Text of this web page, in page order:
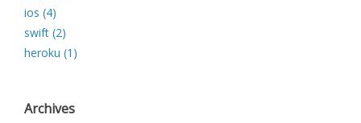
ios (4)
swift (2)
heroku (1)
Archives